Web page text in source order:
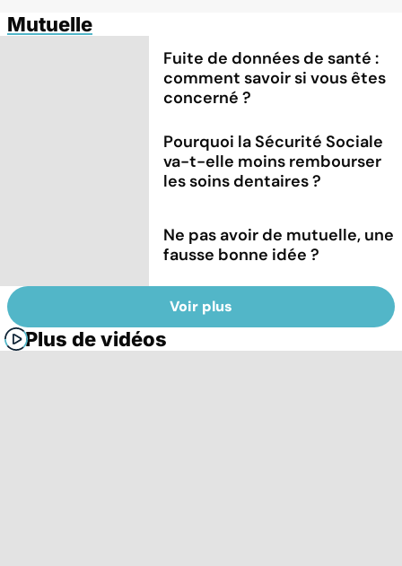
Mutuelle
Fuite de données de santé :
comment savoir si vous êtes
concerné ?
Pourquoi la Sécurité Sociale
va-t-elle moins rembourser
les soins dentaires ?
Ne pas avoir de mutuelle, une
fausse bonne idée ?
Voir plus
Plus de vidéos